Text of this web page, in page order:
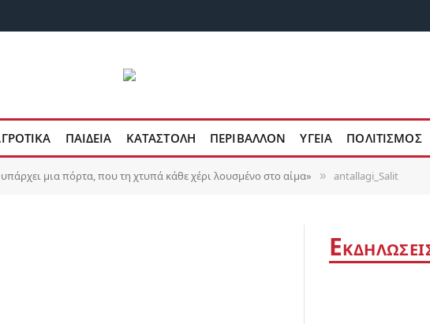
ΠΑΙΔΕΙΑ ΚΑΤΑΣΤΟΛΗ ΠΕΡΙΒΑΛΛΟΝ ΥΓΕΙΑ ΠΟΛΙΤΙΣΜΟΣ
υπάρχει μια πόρτα, που τη χτυπά κάθε χέρι λουσμένο στο αίμα» » antallagi_Salit
Ε